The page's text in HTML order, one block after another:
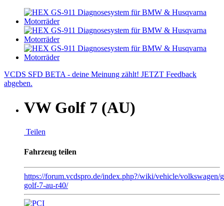
VCDS SFD BETA - deine Meinung zählt! JETZT Feedback
abgeben.
VW Golf 7 (AU)
Teilen
Fahrzeug teilen
https://forum.vcdspro.de/index.php?/wiki/vehicle/volkswagen/
golf-7-au-r40/